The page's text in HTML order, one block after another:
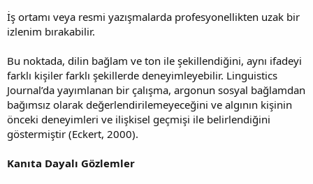
İş ortamı veya resmi yazışmalarda profesyonellikten uzak bir
izlenim bırakabilir.
Bu noktada, dilin bağlam ve ton ile şekillendiğini, aynı ifadeyi
farklı kişiler farklı şekillerde deneyimleyebilir. Linguistics
Journal’da yayımlanan bir çalışma, argonun sosyal bağlamdan
bağımsız olarak değerlendirilemeyeceğini ve algının kişinin
önceki deneyimleri ve ilişkisel geçmişi ile belirlendiğini
göstermiştir (Eckert, 2000).
Kanıta Dayalı Gözlemler